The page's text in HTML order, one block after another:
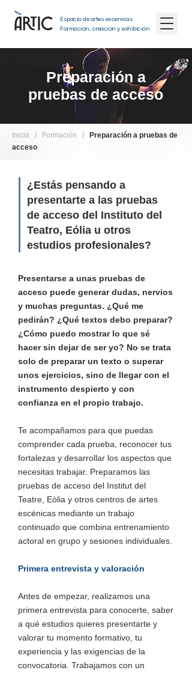
Espacio de artes escénicas
Formación, creación y exhibición
Preparación a
pruebas de acceso
Inicio / Formación /
Preparación a pruebas de
acceso
¿Estás pensando a
presentarte a las pruebas
de acceso del Instituto del
Teatro, Eólia u otros
estudios profesionales?
Presentarse a unas pruebas de
acceso puede generar dudas, nervios
y muchas preguntas. ¿Qué me
pedirán? ¿Qué textos debo preparar?
¿Cómo puedo mostrar lo que sé
hacer sin dejar de ser yo? No se trata
solo de preparar un texto o superar
unos ejercicios, sino de llegar con el
instrumento despierto y con
confianza en el propio trabajo.
Te acompañamos para que puedas
comprender cada prueba, reconocer tus
fortalezas y desarrollar los aspectos que
necesitas trabajar. Preparamos las
pruebas de acceso del Institut del
Teatre, Eòlia y otros centros de artes
escénicas mediante un trabajo
continuado que combina entrenamiento
actoral en grupo y sesiones individuales.
Primera entrevista y valoración
Antes de empezar, realizamos una
primera entrevista para conocerte, saber
a qué estudios quieres presentarte y
valorar tu momento formativo, tu
experiencia y las exigencias de la
convocatoria. Trabajamos con un